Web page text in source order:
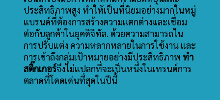
ประสิทธิภาพสูง ทำให้เป็นที่นิยมอย่างมากในหมู่
แบรนด์ที่ต้องการสร้างความแตกต่างและเชื่อม
ต่อกับลูกค้าในยุคดิจิทัล. ด้วยความสามารถใน
การปรับแต่ง ความหลากหลายในการใช้งาน และ
การเข้าถึงกลุ่มเป้าหมายอย่างมีประสิทธิภาพ ทำ
สติ๊กเกอร์จึงไม่แปลกที่จะเป็นหนึ่งในเทรนด์การ
ตลาดที่โดดเด่นที่สุดในปีนี้